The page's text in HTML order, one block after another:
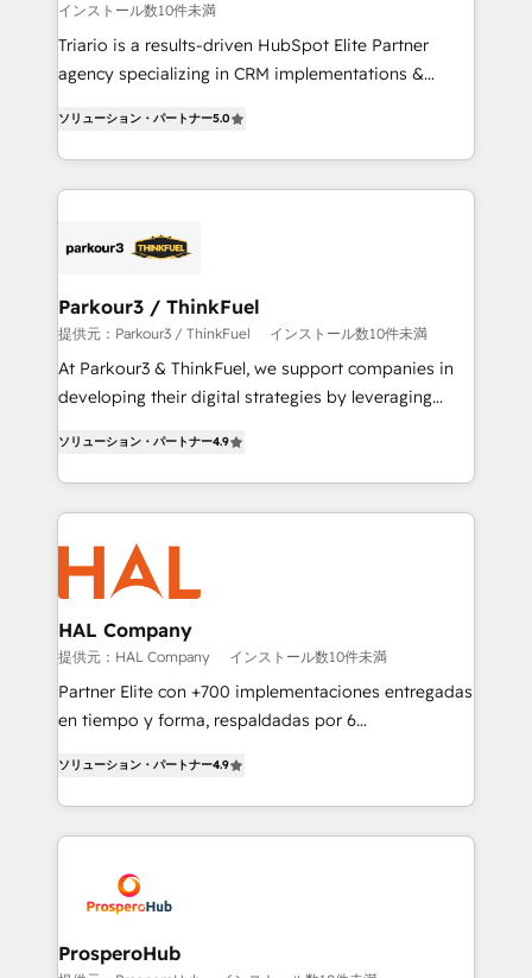
way for customers!" - Yamini Rangan, CEO of
HubSpot “Our experience with the team at Blue Frog
has been nothing short of extraordinary. Their years
them a trusted reputation within the HubSpot
ecosystem as a reliable partner capable of delivering
remarkable experiences for our most sophisticated
Program, HubSpot.
インストール数10件未満
Triario is a results-driven HubSpot Elite Partner
agency specializing in CRM implementations &
Integrations, Custom AI agents and AI-ready Website
Design With over 15 years of experience, we help
companies bridge the gap between marketing, sales,
data hygiene, and tailored HubSpot solutions. Our
a global consultancy with the care and agility of a
boutique firm. At Triario, we’re big enough to deliver
but small enough to listen. Our Services: HubSpot
implementations & data migration Custom AI agents
Website design Let’s turn your CRM into your growth
engine!
ソリューション・パートナー5.0
Parkour3 / ThinkFuel
提供元：Parkour3 / ThinkFuel インストール数10件未満
At Parkour3 & ThinkFuel, we support companies in
developing their digital strategies by leveraging
sales processes to generate growth. Our offer spans
from Strategy to Operations. We specialize in CRM
onboarding and implementation, web design, sales
& marketing automation, and digital marketing. With
extensive experience working with tech companies
and manufacturers since 2002, we are committed to
empowering our clients and developing their
autonomy. Get to grips with HubSpot through
guided implementation and seamless integration of
the CRM platform into your digital ecosystem. Would
marketing strategy? We'll provide support tailored
to your needs and sales objectives. With 125+
Accreditations. Based in Canada (coast to coast), our
services are offered in both English & French.
ソリューション・パートナー4.9
HAL Company
提供元：HAL Company インストール数10件未満
Partner Elite con +700 implementaciones entregadas
en tiempo y forma, respaldadas por 6
Certified Trainers avalados por HubSpot Academy.
Acompañamos a las empresas en cada etapa de su
crecimiento integrando estrategia, tecnología y
reales. Nos caracterizamos por combinar excelencia
técnica con una mirada estratégica a largo plazo.
ソリューション・パートナー4.9
ProsperoHub